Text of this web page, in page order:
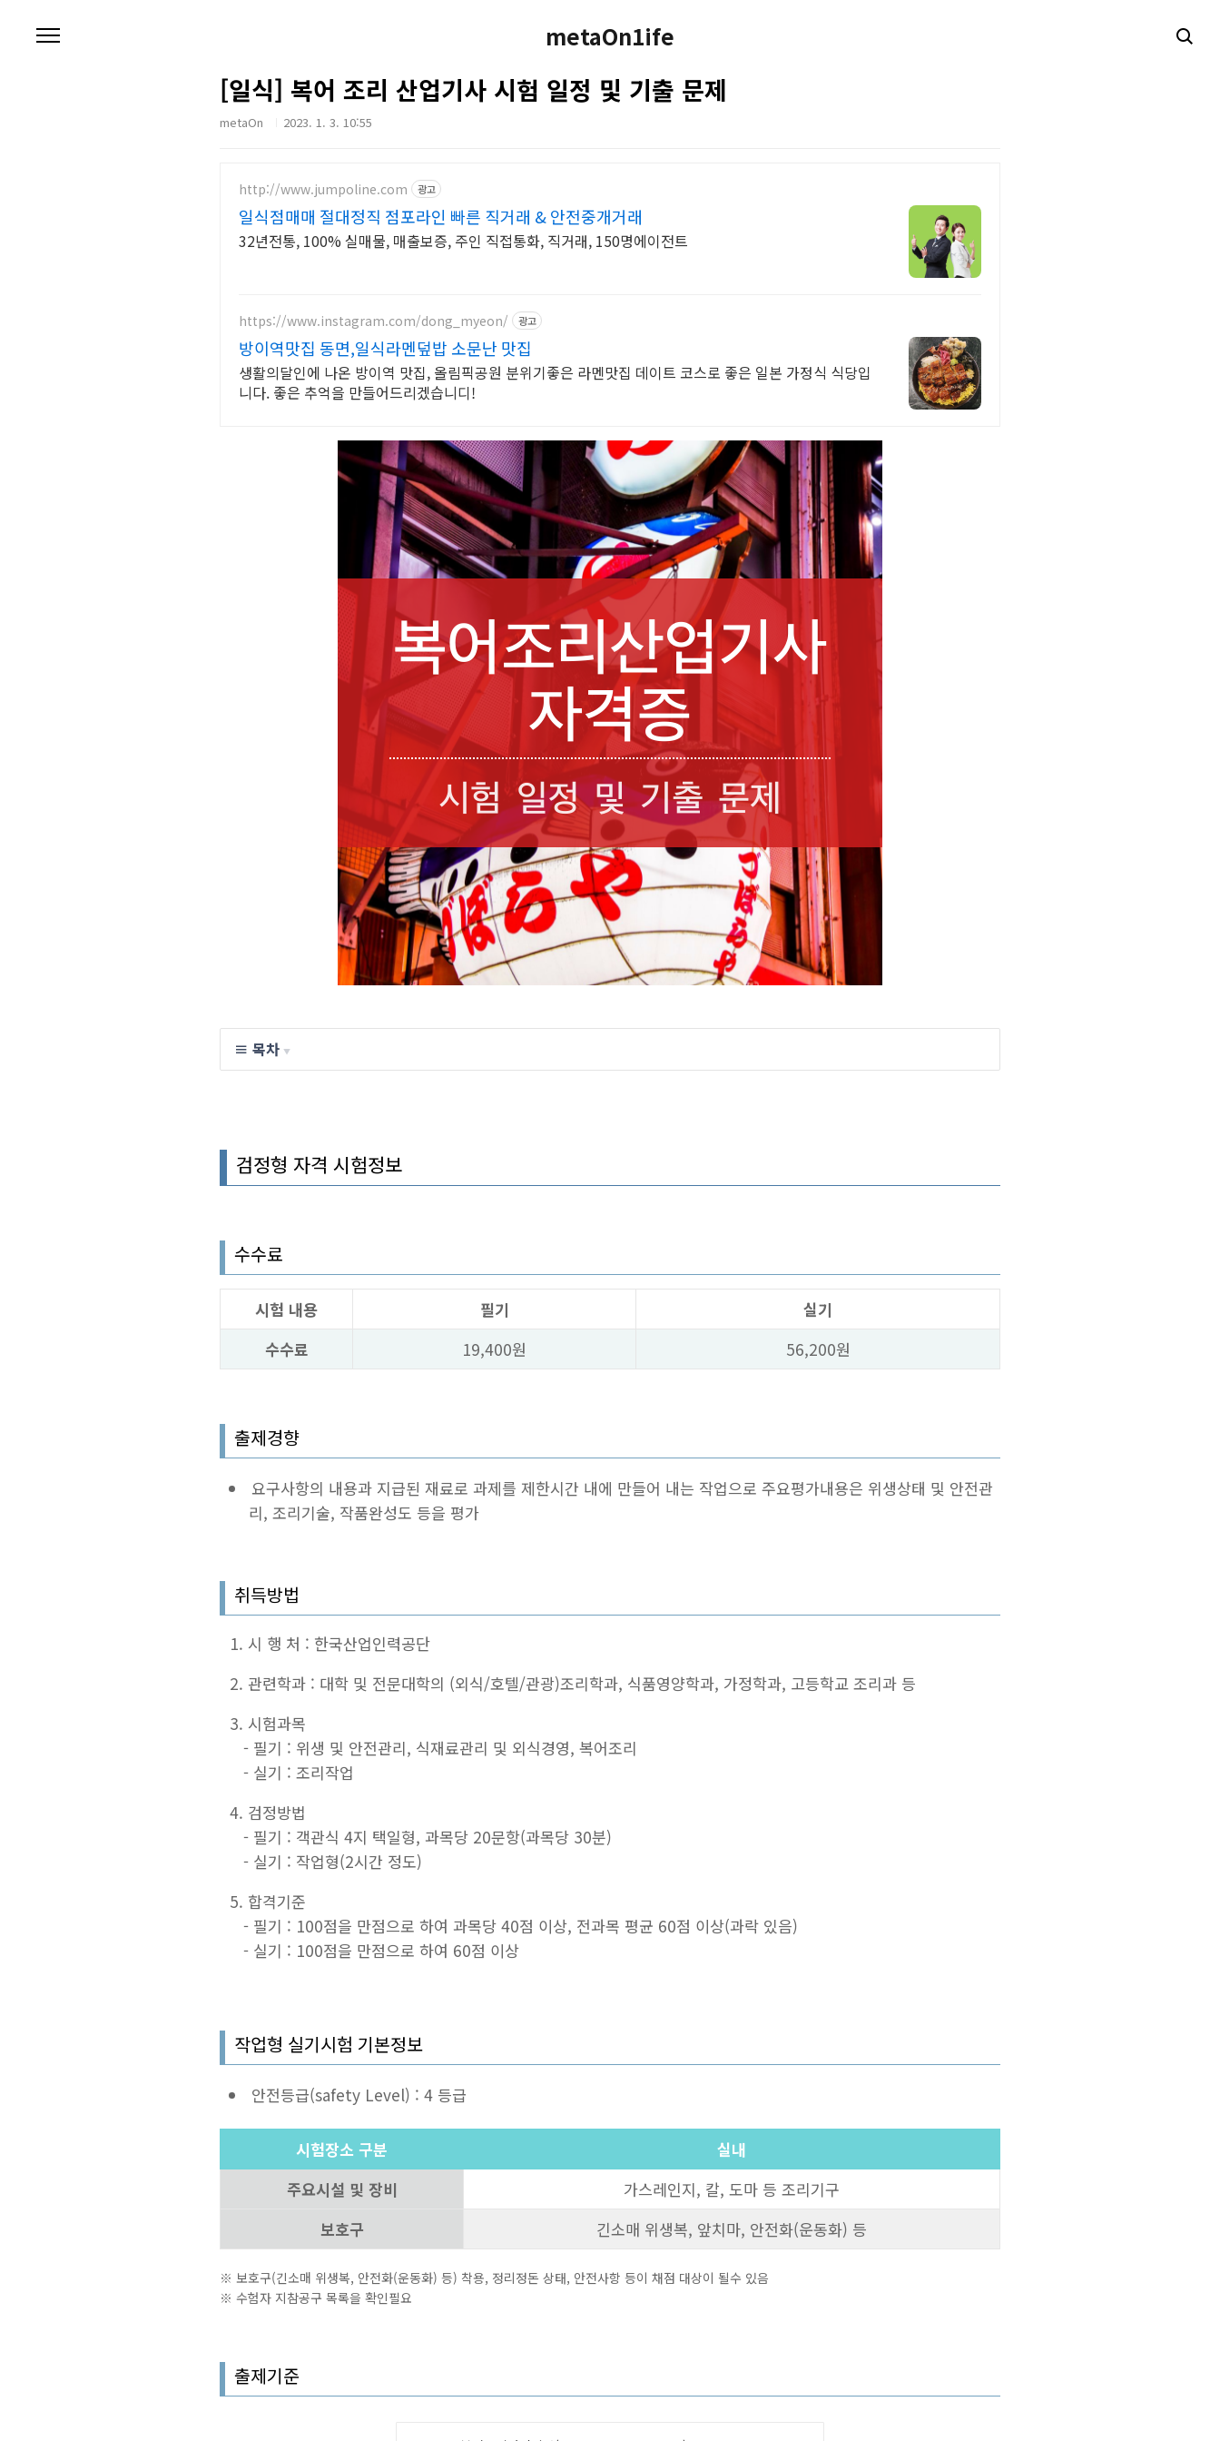
metaOn1ife
[일식] 복어 조리 산업기사 시험 일정 및 기출 문제
metaOn 2023. 1. 3. 10:55
http://www.jumpoline.com 광고
일식점매매 절대정직 점포라인 빠른 직거래 & 안전중개거래
32년전통, 100% 실매물, 매출보증, 주인 직접통화, 직거래, 150명에이전트
https://www.instagram.com/dong_myeon/ 광고
방이역맛집 동면,일식라멘덮밥 소문난 맛집
생활의달인에 나온 방이역 맛집, 올림픽공원 분위기좋은 라멘맛집 데이트 코스로 좋은 일본 가정식 식당입
니다. 좋은 추억을 만들어드리겠습니디!
≡ 목차 ▼
검정형 자격 시험정보
수수료
시험 내용 필기
실기
수수료
19,400원 56,200원
출제경향
요구사항의 내용과 지급된 재료로 과제를 제한시간 내에 만들어 내는 작업으로 주요평가내용은 위생상태 및 안전관
리, 조리기술, 작품완성도 등을 평가
취득방법
시 행 처 : 한국산업인력공단
관련학과 : 대학 및 전문대학의 (외식/호텔/관광)조리학과, 식품영양학과, 가정학과, 고등학교 조리과 등
시험과목
- 필기 : 위생 및 안전관리, 식재료관리 및 외식경영, 복어조리
- 실기 : 조리작업
검정방법
- 필기 : 객관식 4지 택일형, 과목당 20문항(과목당 30분)
- 실기 : 작업형(2시간 정도)
합격기준
- 필기 : 100점을 만점으로 하여 과목당 40점 이상, 전과목 평균 60점 이상(과락 있음)
- 실기 : 100점을 만점으로 하여 60점 이상
작업형 실기시험 기본정보
안전등급(safety Level) : 4 등급
시험장소 구분
실내
주요시설 및 장비
가스레인지, 칼, 도마 등 조리기구
보호구
긴소매 위생복, 앞치마, 안전화(운동화) 등
※ 보호구(긴소매 위생복, 안전화(운동화) 등) 착용, 정리정돈 상태, 안전사항 등이 채점 대상이 될수 있음
※ 수험자 지참공구 목록을 확인필요
출제기준